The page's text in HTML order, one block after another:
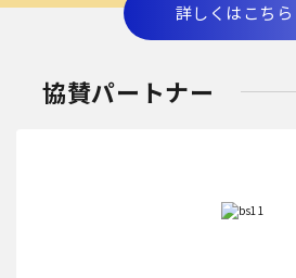
詳しくはこちら
協賛パートナー